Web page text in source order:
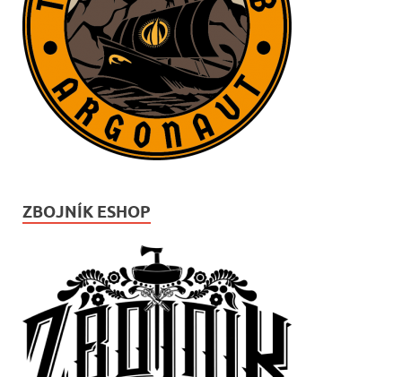
ZBOJNÍK ESHOP